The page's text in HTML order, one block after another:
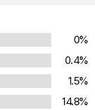
0%
0.4%
1.5%
14.8%